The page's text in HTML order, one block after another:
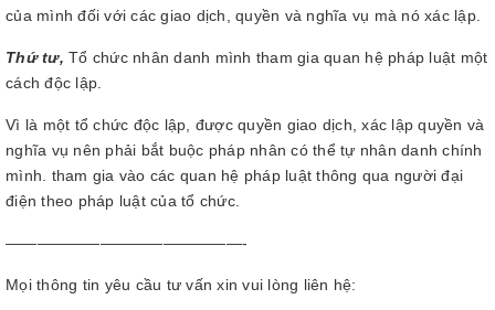
của mình đối với các giao dịch, quyền và nghĩa vụ mà nó xác lập.
Thứ tư, Tổ chức nhân danh mình tham gia quan hệ pháp luật một
cách độc lập.
Vì là một tổ chức độc lập, được quyền giao dịch, xác lập quyền và
nghĩa vụ nên phải bắt buộc pháp nhân có thể tự nhân danh chính
mình. tham gia vào các quan hệ pháp luật thông qua người đại
điện theo pháp luật của tổ chức.
———————————————-
Mọi thông tin yêu cầu tư vấn xin vui lòng liên hệ: